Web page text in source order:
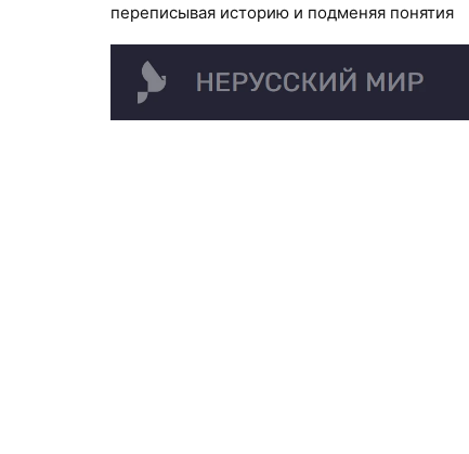
переписывая историю и подменяя понятия